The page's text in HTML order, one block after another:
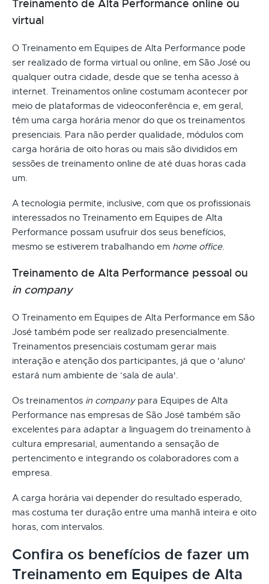
Treinamento de Alta Performance online ou
virtual
O Treinamento em Equipes de Alta Performance pode
ser realizado de forma virtual ou online, em São José ou
qualquer outra cidade, desde que se tenha acesso à
internet. Treinamentos online costumam acontecer por
meio de plataformas de videoconferência e, em geral,
têm uma carga horária menor do que os treinamentos
presenciais. Para não perder qualidade, módulos com
carga horária de oito horas ou mais são divididos em
sessões de treinamento online de até duas horas cada
um.
A tecnologia permite, inclusive, com que os profissionais
interessados no Treinamento em Equipes de Alta
Performance possam usufruir dos seus benefícios,
mesmo se estiverem trabalhando em home office.
Treinamento de Alta Performance pessoal ou
in company
O Treinamento em Equipes de Alta Performance em São
José também pode ser realizado presencialmente.
Treinamentos presenciais costumam gerar mais
interação e atenção dos participantes, já que o 'aluno'
estará num ambiente de ‘sala de aula'.
Os treinamentos in companypara Equipes de Alta
Performance nas empresas de São José também são
excelentes para adaptar a linguagem do treinamento à
cultura empresarial, aumentando a sensação de
pertencimento e integrando os colaboradores com a
empresa.
A carga horária vai depender do resultado esperado,
mas costuma ter duração entre uma manhã inteira e oito
horas, com intervalos.
Confira os benefícios de fazer um
Treinamento em Equipes de Alta